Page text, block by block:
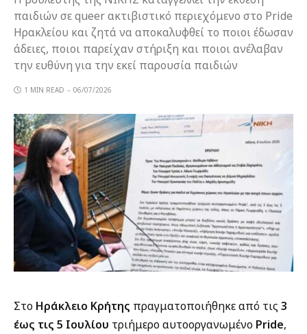
παιδιών σε queer ακτιβιστικό περιεχόμενο στο Pride
Ηρακλείου και ζητά να αποκαλυφθεί το ποιοι έδωσαν
άδειες, ποιοι παρείχαν στήριξη και ποιοι ανέλαβαν
την ευθύνη για την εκεί παρουσία παιδιών
1 MIN READ 06/07/2026
Στο Ηράκλειο Κρήτης πραγματοποιήθηκε από τις 3
έως τις 5 Ιουλίου τριήμερο αυτοοργανωμένο Pride,